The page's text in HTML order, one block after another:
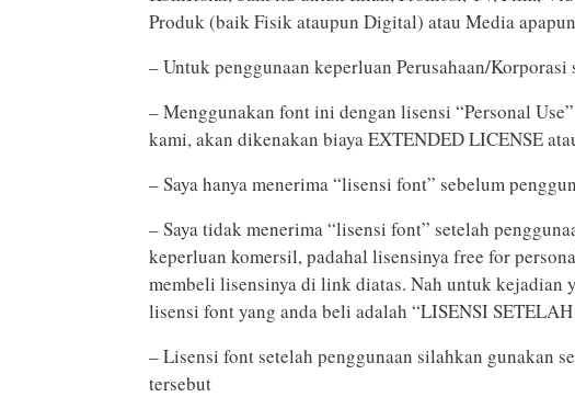
Produk (baik Fisik ataupun Digital) atau Media
– Untuk penggunaan keperluan Perusahaan/
– Menggunakan font ini dengan lisensi “Personal
kami, akan dikenakan biaya EXTENDED LICENSE
– Saya hanya menerima “lisensi font” sebelum
– Saya tidak menerima “lisensi font” setelah
keperluan komersil, padahal lisensinya free for
membeli lisensinya di link diatas. Nah untuk kejadian
lisensi font yang anda beli adalah “LISENSI
– Lisensi font setelah penggunaan silahkan gunakan
tersebut